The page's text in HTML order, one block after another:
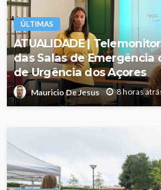
ÚLTIMAS
ATUALIDADE |
das Salas de Emergência
de Urgência dos Açores
Mauricio De Jesus 8 horas